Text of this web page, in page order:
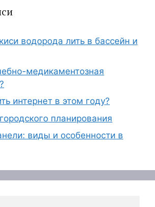
водорода лить в бассейн и
медикаментозная
интернет в этом году?
планирования
виды и особенности в